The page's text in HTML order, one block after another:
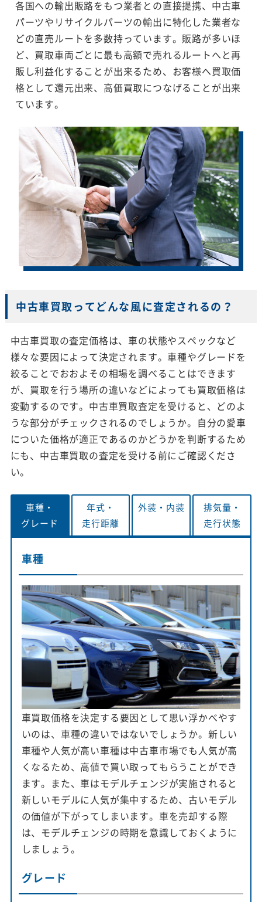
各国への輸出販路をもつ業者との直接提携、中古車
パーツやリサイクルパーツの輸出に特化した業者な
どの直売ルートを多数持っています。販路が多いほ
ど、買取車両ごとに最も高額で売れるルートへと再
販し利益化することが出来るため、お客様へ買取価
格として還元出来、高価買取につなげることが出来
ています。
中古車買取ってどんな風に査定されるの？
中古車買取の査定価格は、車の状態やスペックなど
様々な要因によって決定されます。車種やグレードを
絞ることでおおよその相場を調べることはできます
が、買取を行う場所の違いなどによっても買取価格は
変動するのです。中古車買取査定を受けると、どのよ
うな部分がチェックされるのでしょうか。自分の愛車
についた価格が適正であるのかどうかを判断するため
にも、中古車買取の査定を受ける前にご確認くださ
い。
車種・
グレード
年式・
走行距離
外装・ 内装
排気量・
走行状態
車種
車買取価格を決定する要因として思い浮かべやす
いのは、車種の違いではないでしょうか。新しい
車種や人気が高い車種は中古車市場でも人気が高
くなるため、高値で買い取ってもらうことができ
ます。また、車はモデルチェンジが実施されると
新しいモデルに人気が集中するため、古いモデル
の価値が下がってしまいます。車を売却する際
は、モデルチェンジの時期を意識しておくように
しましょう。
グレード